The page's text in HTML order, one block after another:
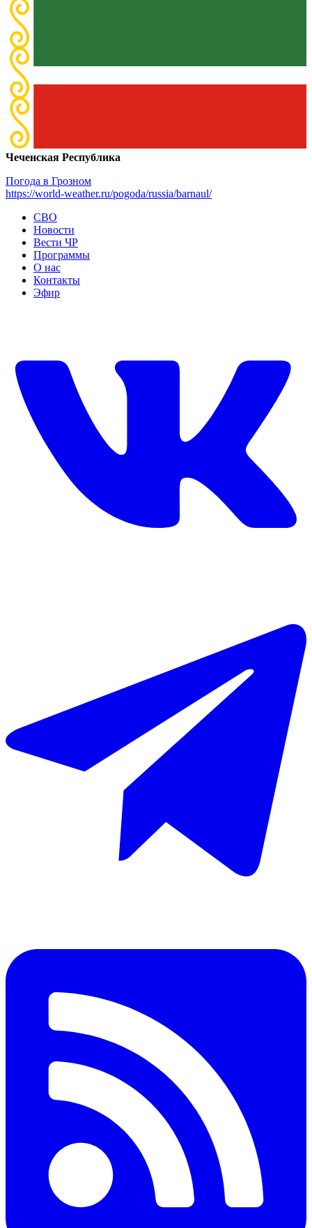
Чеченская Республика
Погода в Грозном
https://world-weather.ru/pogoda/russia/barnaul/
СВО
Новости
Вести ЧР
Программы
О нас
Контакты
Эфир